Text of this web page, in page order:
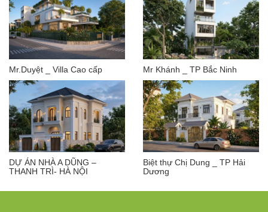
Mr.Duyệt _ Villa Cao cấp Mr Khánh _ TP Bắc Ninh
DỰ ÁN NHÀ A DŨNG –
THANH TRÌ- HÀ NỘI
Biệt thự Chị Dung _ TP Hải
Dương